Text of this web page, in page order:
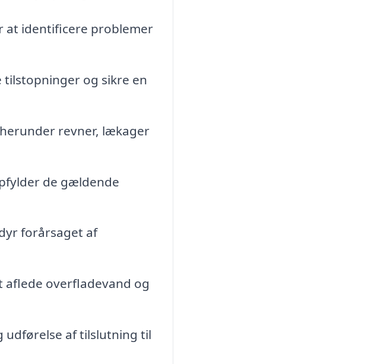
at identificere problemer
og sikre en
revner, lækager
de gældende
forårsaget af
overfladevand og
udførelse af tilslutning til